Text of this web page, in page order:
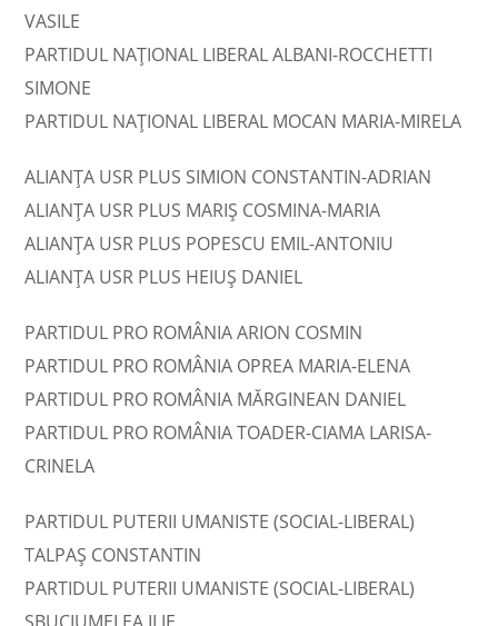
VASILE
PARTIDUL NAȚIONAL LIBERAL ALBANI-ROCCHETTI
SIMONE
PARTIDUL NAȚIONAL LIBERAL MOCAN MARIA-MIRELA
ALIANȚA USR PLUS SIMION CONSTANTIN-ADRIAN
ALIANȚA USR PLUS MARIŞ COSMINA-MARIA
ALIANȚA USR PLUS POPESCU EMIL-ANTONIU
ALIANȚA USR PLUS HEIUŞ DANIEL
PARTIDUL PRO ROMÂNIA ARION COSMIN
PARTIDUL PRO ROMÂNIA OPREA MARIA-ELENA
PARTIDUL PRO ROMÂNIA MĂRGINEAN DANIEL
PARTIDUL PRO ROMÂNIA TOADER-CIAMA LARISA-
CRINELA
PARTIDUL PUTERII UMANISTE (SOCIAL-LIBERAL)
TALPAŞ CONSTANTIN
PARTIDUL PUTERII UMANISTE (SOCIAL-LIBERAL)